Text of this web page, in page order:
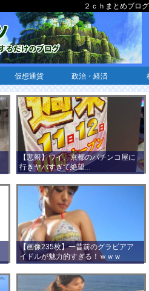
２ｃｈまとめブログ
仮想通貨 政治・経済
【悲報】ワイ、京都のパチンコ屋に
行きヤバすぎて絶望...
【画像235枚】一昔前のグラビアア
イドルが魅力的すぎる！ｗｗｗ